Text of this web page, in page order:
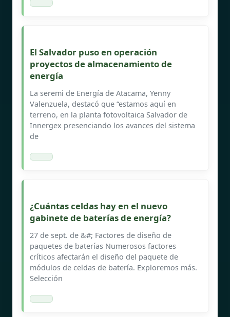
El Salvador puso en operación
proyectos de almacenamiento de
energía
La seremi de Energía de Atacama, Yenny
Valenzuela, destacó que “estamos aquí en
terreno, en la planta fotovoltaica Salvador de
Innergex presenciando los avances del sistema
de
¿Cuántas celdas hay en el nuevo
gabinete de baterías de energía?
27 de sept. de &#; Factores de diseño de
paquetes de baterías Numerosos factores
críticos afectarán el diseño del paquete de
módulos de celdas de batería. Exploremos más.
Selección